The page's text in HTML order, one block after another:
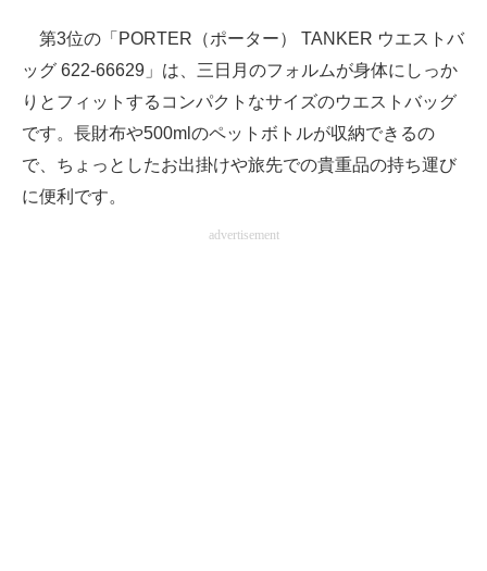
第3位の「PORTER（ポーター） TANKER ウエストバ
ッグ 622-66629」は、三日月のフォルムが身体にしっか
りとフィットするコンパクトなサイズのウエストバッグ
です。長財布や500mlのペットボトルが収納できるの
で、ちょっとしたお出掛けや旅先での貴重品の持ち運び
に便利です。
advertisement